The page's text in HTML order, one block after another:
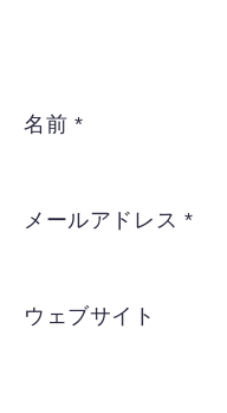
名前 *
メールアドレス *
ウェブサイト